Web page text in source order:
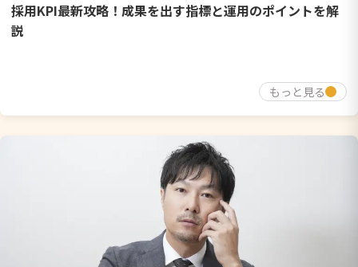
採用KPI最新攻略！成果を出す指標と運用のポイントを解
説
もっと見る